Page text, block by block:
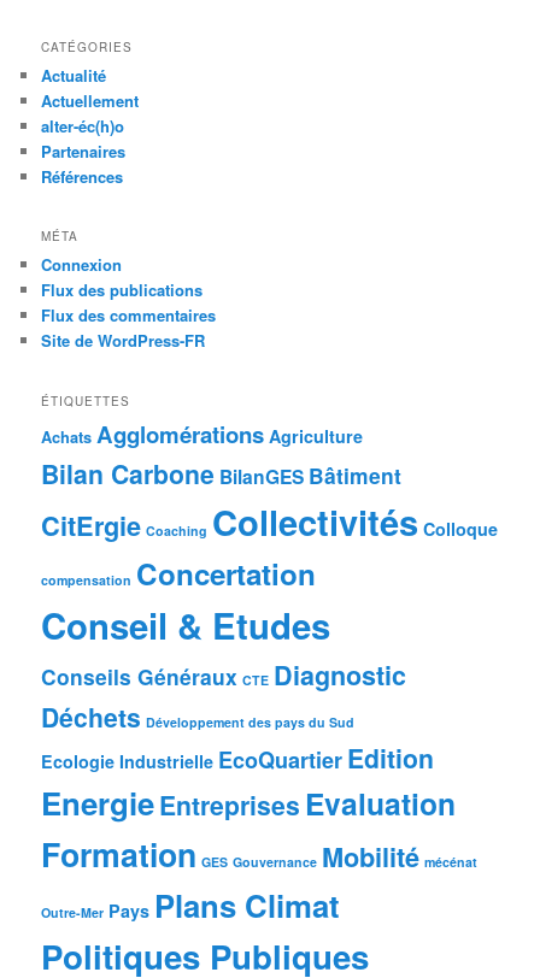
CATÉGORIES
Actualité
Actuellement
alter-éc(h)o
Partenaires
Références
MÉTA
Connexion
Flux des publications
Flux des commentaires
Site de WordPress-FR
ÉTIQUETTES
Achats Agglomérations Agriculture
Bilan Carbone BilanGES Bâtiment
CitErgie Coaching Collectivités Colloque
compensation Concertation
Conseil & Etudes
Conseils Généraux CTE Diagnostic
Déchets Développement des pays du Sud
Ecologie Industrielle EcoQuartierEdition
EnergieEntreprises Evaluation
Formation GES Gouvernance Mobilité mécénat
Outre-Mer Pays Plans Climat
Politiques Publiques